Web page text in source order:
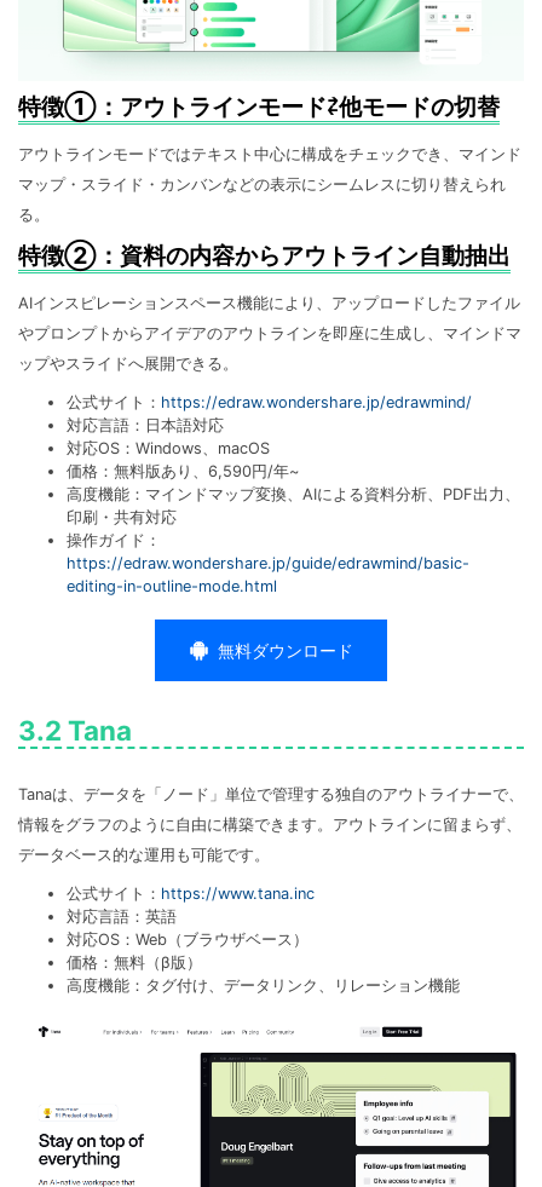
特徴①：アウトラインモード⇄他モードの切替
アウトラインモードではテキスト中心に構成をチェックでき、マインド
マップ・スライド・カンバンなどの表示にシームレスに切り替えられ
る。
特徴②：資料の内容からアウトライン自動抽出
AIインスピレーションスペース機能により、アップロードしたファイル
やプロンプトからアイデアのアウトラインを即座に生成し、マインドマ
ップやスライドへ展開できる。
公式サイト： https://edraw.wondershare.jp/edrawmind/
対応言語：日本語対応
対応OS：Windows、macOS
価格：無料版あり、6,590円/年~
高度機能：マインドマップ変換、AIによる資料分析、PDF出力、
印刷・共有対応
操作ガイド：
https://edraw.wondershare.jp/guide/edrawmind/basic-
editing-in-outline-mode.html
無料ダウンロード
3.2 Tana
Tanaは、データを「ノード」単位で管理する独自のアウトライナーで、
情報をグラフのように自由に構築できます。アウトラインに留まらず、
データベース的な運用も可能です。
公式サイト： https://www.tana.inc
対応言語：英語
対応OS：Web（ブラウザベース）
価格：無料（β版）
高度機能：タグ付け、データリンク、リレーション機能